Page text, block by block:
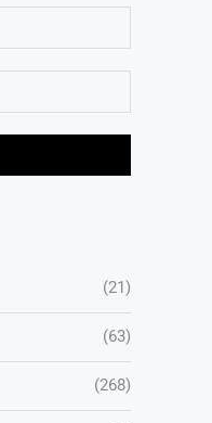
(21)
(63)
(268)